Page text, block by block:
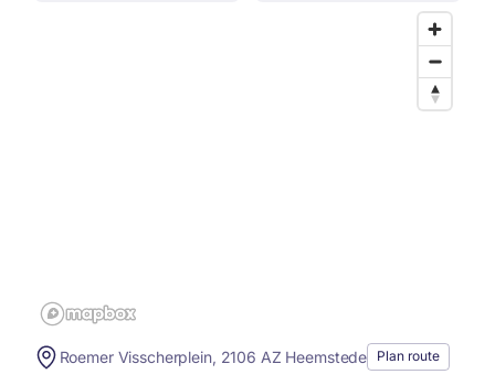
Roemer Visscherplein, 2106 AZ Heemstede Plan route